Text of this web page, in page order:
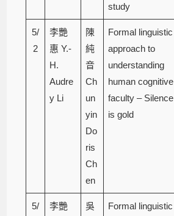
study
5/
2
李艷
惠 Y.-
H.
Audre
y Li
陳
純
音
Ch
un
yin
Do
ris
Ch
en
Formal linguistic
approach to
understanding
human cognitive
faculty – Silence
is gold
5/
李艷
吳
Formal linguistic